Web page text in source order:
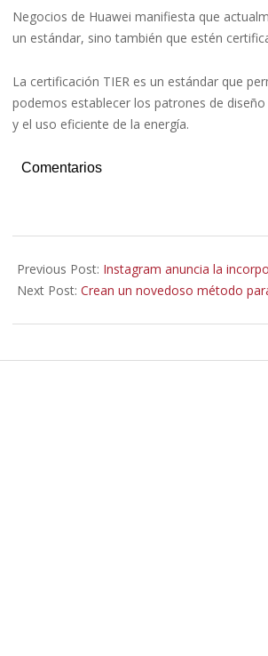
Negocios de Huawei manifiesta que
un estándar, sino también que estén
La certificación TIER es un estándar que
podemos establecer los patrones de
y el uso eficiente de la energía.
Comentarios
01-
12
Previous Post: Instagram anuncia la
Next Post: Crean un novedoso método